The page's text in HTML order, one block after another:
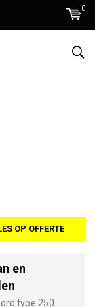
0
OP OFFERTE
en
type 250